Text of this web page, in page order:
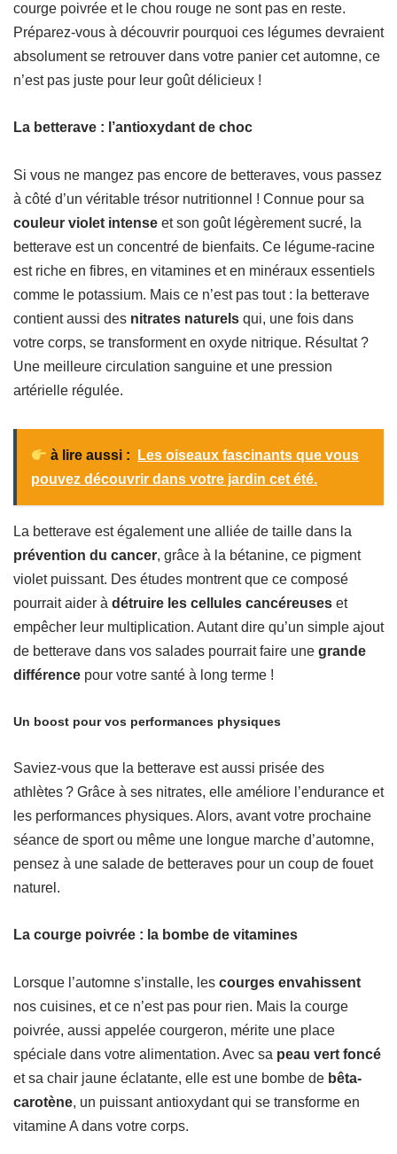
courge poivrée et le chou rouge ne sont pas en reste.
Préparez-vous à découvrir pourquoi ces légumes devraient
absolument se retrouver dans votre panier cet automne, ce
n’est pas juste pour leur goût délicieux !
La betterave : l’antioxydant de choc
Si vous ne mangez pas encore de betteraves, vous passez
à côté d’un véritable trésor nutritionnel ! Connue pour sa
couleur violet intense et son goût légèrement sucré, la
betterave est un concentré de bienfaits. Ce légume-racine
est riche en fibres, en vitamines et en minéraux essentiels
comme le potassium. Mais ce n’est pas tout : la betterave
contient aussi des nitrates naturels qui, une fois dans
votre corps, se transforment en oxyde nitrique. Résultat ?
Une meilleure circulation sanguine et une pression
artérielle régulée.
à lire aussi :
Les oiseaux fascinants que vous
pouvez découvrir dans votre jardin cet été.
La betterave est également une alliée de taille dans la
prévention du cancer, grâce à la bétanine, ce pigment
violet puissant. Des études montrent que ce composé
pourrait aider à détruire les cellules cancéreuses et
empêcher leur multiplication. Autant dire qu’un simple ajout
de betterave dans vos salades pourrait faire une grande
différence pour votre santé à long terme !
Un boost pour vos performances physiques
Saviez-vous que la betterave est aussi prisée des
athlètes ? Grâce à ses nitrates, elle améliore l’endurance et
les performances physiques. Alors, avant votre prochaine
séance de sport ou même une longue marche d’automne,
pensez à une salade de betteraves pour un coup de fouet
naturel.
La courge poivrée : la bombe de vitamines
Lorsque l’automne s’installe, les courges envahissent
nos cuisines, et ce n’est pas pour rien. Mais la courge
poivrée, aussi appelée courgeron, mérite une place
spéciale dans votre alimentation. Avec sa peau vert foncé
et sa chair jaune éclatante, elle est une bombe de bêta-
carotène, un puissant antioxydant qui se transforme en
vitamine A dans votre corps.